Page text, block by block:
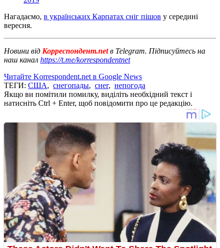
Нагадаємо, в українських Карпатах сніг пішов у середині
вересня.
Новини від Корреспондент.netв Telegram. Підписуйтесь на
наш канал https://t.me/korrespondentnet
Читайте Korrespondent.net в Google News
ТЕГИ: США, снегопады, снег, непогода
Якщо ви помітили помилку, виділіть необхідний текст і
натисніть Ctrl + Enter, щоб повідомити про це редакцію.